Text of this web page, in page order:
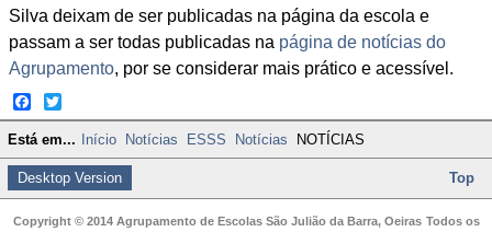
Silva deixam de ser publicadas na página da escola e
passam a ser todas publicadas na página de notícias do
Agrupamento, por se considerar mais prático e acessível.
Facebook
Twitter
Está em... Início Notícias ESSS Notícias NOTÍCIAS
Desktop Version Top
Copyright © 2014 Agrupamento de Escolas São Julião da Barra, Oeiras Todos os